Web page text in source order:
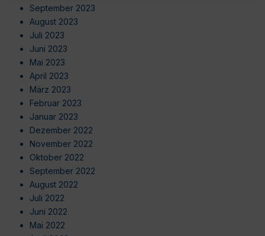
September 2023
August 2023
Juli 2023
Juni 2023
Mai 2023
April 2023
März 2023
Februar 2023
Januar 2023
Dezember 2022
November 2022
Oktober 2022
September 2022
August 2022
Juli 2022
Juni 2022
Mai 2022